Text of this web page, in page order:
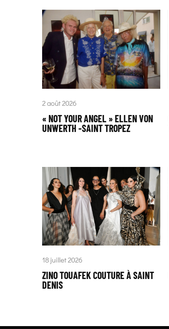
2 août 2026
« NOT YOUR ANGEL » ELLEN VON
UNWERTH -SAINT TROPEZ
18 juillet 2026
ZINO TOUAFEK COUTURE À SAINT
DENIS